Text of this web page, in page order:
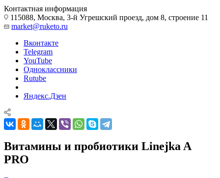
Контактная информация
115088, Москва, 3-й Угрешский проезд, дом 8, строение 11
market@ruketo.ru
Вконтакте
Telegram
YouTube
Одноклассники
Rutube
Яндекс.Дзен
Витамины и пробиотики Linejka A
PRO